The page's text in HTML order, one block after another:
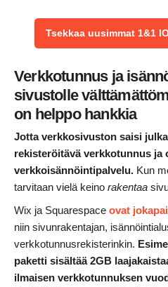
Tsekkaa uusimmat 1&1
Verkkotunnus ja
sivustolle
on helppo hankkia
Jotta verkkosivuston saisi
rekisteröitävä verkkotunnus ja
verkkoisännöintipalvelu. Kun
tarvitaan vielä keino rakentaa
Wix ja Squarespace ovat
niin sivunrakentajan,
verkkotunnusrekisterinkin.
paketti sisältää 2GB
ilmaisen verkkotunnuksen